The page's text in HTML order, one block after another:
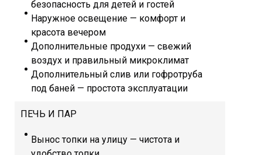
безопасность для детей и гостей
Наружное освещение — комфорт и
красота вечером
Дополнительные продухи — свежий
воздух и правильный микроклимат
Дополнительный слив или гофротруба
под баней — простота эксплуатации
ПЕЧЬ И ПАР
Вынос топки на улицу — чистота и